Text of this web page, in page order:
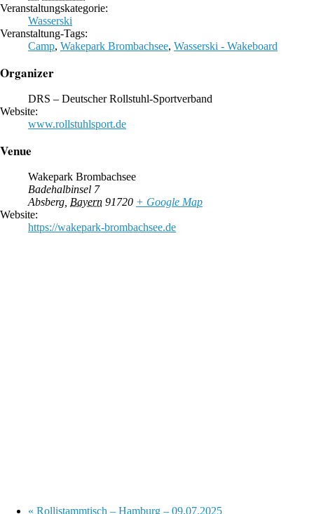
Veranstaltungskategorie:
Wasserski
Veranstaltung-Tags:
Camp, Wakepark Brombachsee, Wasserski - Wakeboard
Organizer
DRS – Deutscher Rollstuhl-Sportverband
Website:
www.rollstuhlsport.de
Venue
Wakepark Brombachsee
Badehalbinsel 7
Absberg Bayern 91720 + Google Map
Website:
https://wakepark-brombachsee.de
« Rollistammtisch – Hamburg – 09.07.2025